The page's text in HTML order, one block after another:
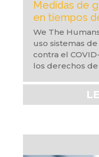
Medidas de
en tiempos
We The
uso sistemas
contra el
los derechos